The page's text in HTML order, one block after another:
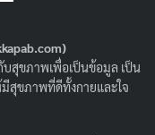
สุขภาพเพื่อเป็นข้อมูล เป็น
สุขภาพที่ดีทั้งกายและใจ